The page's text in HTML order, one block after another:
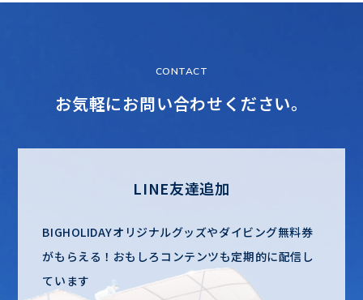
CONTACT
お気軽にお問い合わせください。
LINE友達追加
BIGHOLIDAYオリジナルグッズやダイビング無料券
がもらえる！ おもしろコンテンツも定期的に配信し
ています